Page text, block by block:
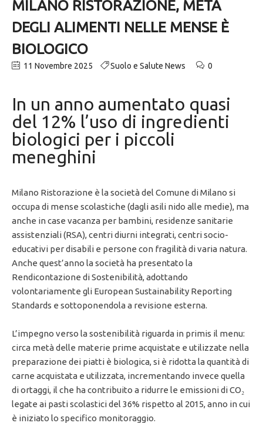
MILANO RISTORAZIONE, METÀ
DEGLI ALIMENTI NELLE MENSE È
BIOLOGICO
11 Novembre 2025 Suolo e Salute News 0
In un anno aumentato quasi
del 12% l’uso di ingredienti
biologici per i piccoli
meneghini
Milano Ristorazione è la società del Comune di Milano si
occupa di mense scolastiche (dagli asili nido alle medie), ma
anche in case vacanza per bambini, residenze sanitarie
assistenziali (RSA), centri diurni integrati, centri socio-
educativi per disabili e persone con fragilità di varia natura.
Anche quest’anno la società ha presentato la
Rendicontazione di Sostenibilità, adottando
volontariamente gli European Sustainability Reporting
Standards e sottoponendola a revisione esterna.
L’impegno verso la sostenibilità riguarda in primis il menu:
circa metà delle materie prime acquistate e utilizzate nella
preparazione dei piatti è biologica, si è ridotta la quantità di
carne acquistata e utilizzata, incrementando invece quella
di ortaggi, il che ha contribuito a ridurre le emissioni di CO₂
legate ai pasti scolastici del 36% rispetto al 2015, anno in cui
è iniziato lo specifico monitoraggio.